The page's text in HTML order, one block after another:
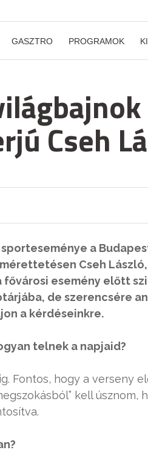
GASZTRO PROGRAMOK
Cseh
a
Cseh
fővárosi esemény előtt
de szerencsére
a kérdéseinkre.
telnek a napjaid?
Fontos, hogy a verseny
kell úsznom,